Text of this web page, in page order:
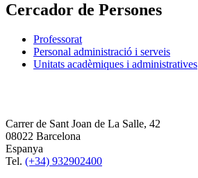
Cercador de Persones
Professorat
Personal administració i serveis
Unitats acadèmiques i administratives
Carrer de Sant Joan de La Salle, 42
08022 Barcelona
Espanya
Tel. (+34) 932902400